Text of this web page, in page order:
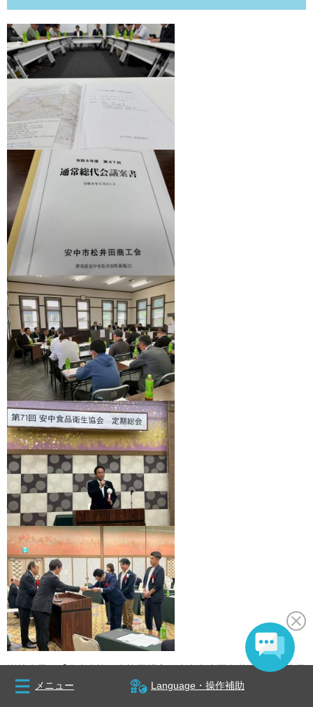
メニュー Language・操作補助
岩井市長は「安中市管工事協同組合と安中市上下水道に関する意見
交換会」、「安中市松井田商工会総会」、「安中食品衛生協会総